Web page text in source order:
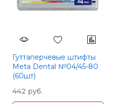
Гуттаперчевые штифты
Meta Dental №04/45-80
(60шт)
442 руб.